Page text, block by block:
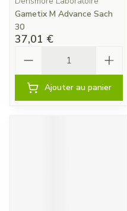
Gametix M Advance Sach
30
37,01 €
Ajouter au panier